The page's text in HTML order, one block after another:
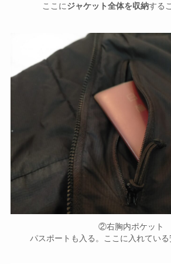
ここにジャケット全体を収納する
②右胸内ポケット
パスポートも入る。ここに入れてい